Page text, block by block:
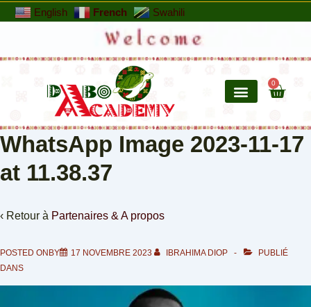
English French Swahili
0
WhatsApp Image 2023-11-17
at 11.38.37
‹ Retour à Partenaires & A propos
POSTED ONBY 17 NOVEMBRE 2023 IBRAHIMA DIOP
PUBLIÉ
DANS